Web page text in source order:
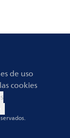
de uso
cookies